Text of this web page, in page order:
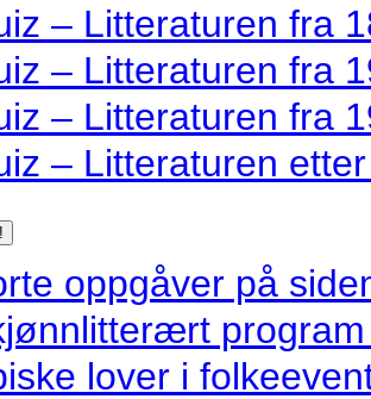
– Litteraturen fra
– Litteraturen fra
– Litteraturen fra
– Litteraturen
oppgåver på
lover i